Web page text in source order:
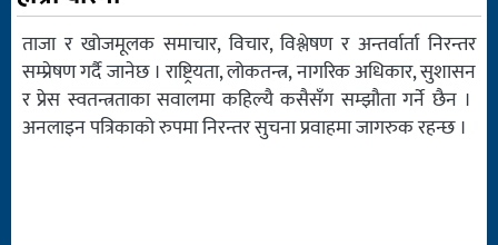
ताजा र खोजमूलक समाचार, विचार, विश्लेषण र अन्तर्वार्ता निरन्तर
सम्प्रेषण गर्दै जानेछ । राष्ट्रियता, लोकतन्त्र, नागरिक अधिकार, सुशासन
र प्रेस स्वतन्त्रताका सवालमा कहिल्यै कसैसँग सम्झौता गर्ने छैन ।
अनलाइन पत्रिकाको रुपमा निरन्तर सुचना प्रवाहमा जागरुक रहन्छ ।